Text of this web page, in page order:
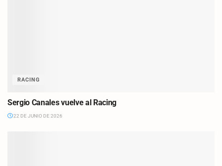
RACING
Sergio Canales vuelve al Racing
22 DE JUNIO DE 2026